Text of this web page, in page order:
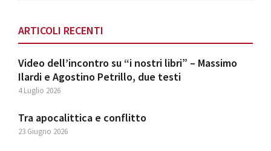
ARTICOLI RECENTI
Video dell’incontro su “i nostri libri” – Massimo
Ilardi e Agostino Petrillo, due testi
4 Luglio 2026
Tra apocalittica e conflitto
23 Giugno 2026